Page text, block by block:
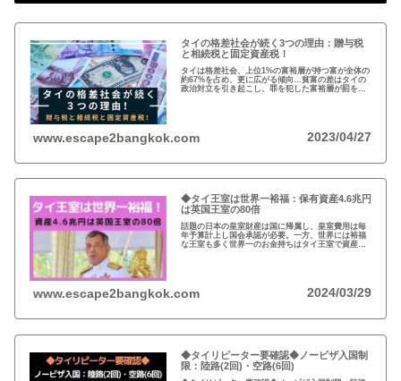
タイの格差社会が続く3つの理由：贈与税
と相続税と固定資産税！
タイは格差社会、上位1%の富裕層が持つ富が全体の
約67%を占め、更に広がる傾向…貧富の差はタイの
政治対立を引き起こし、罪を犯した富裕層が罰を免
www.escape2bangkok.com 2023/04/27
◆タイ王室は世界一裕福：保有資産4.6兆円
は英国王室の80倍
話題の日本の皇室財産は国に帰属し、皇室費用は毎
年予算計上し国会承認が必要。一方、世界には裕福
な王室も多く世界一のお金持ちはタイ王室で資産は
www.escape2bangkok.com 2024/03/29
◆タイリピーター要確認◆ノービザ入国制
限：陸路(2回)・空路(6回)